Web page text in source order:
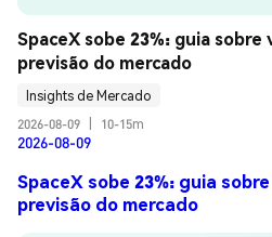
SpaceX sobe 23%: guia
previsão do mercado
Insights de Mercado
2026-08-09
10-15m
2026-08-09
SpaceX sobe 23%: guia
previsão do mercado